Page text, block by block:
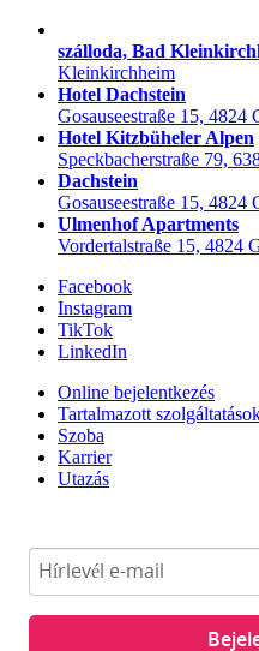
szálloda, Bad
Kleinkirchheim
Hotel Dachstein
Gosauseestraße 15, 4824
Hotel Kitzbüheler Alpen
Speckbacherstraße 79,
Dachstein
Gosauseestraße 15, 4824
Ulmenhof Apartments
Vordertalstraße 15, 4824
Facebook
Instagram
TikTok
LinkedIn
Online bejelentkezés
Tartalmazott
Szoba
Karrier
Utazás